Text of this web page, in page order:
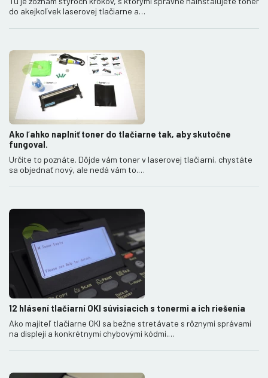
do akejkoľvek laserovej tlačiarne a…
Ako ľahko naplniť toner do tlačiarne tak, aby skutočne
fungoval.
Určite to poznáte. Dôjde vám toner v laserovej tlačiarni, chystáte
sa objednať nový, ale nedá vám to.…
12 hlásení tlačiarní OKI súvisiacich s tonermi a ich riešenia
Ako majiteľ tlačiarne OKI sa bežne stretávate s rôznymi správami
na displeji a konkrétnymi chybovými kódmi.…